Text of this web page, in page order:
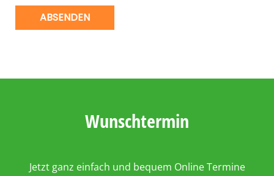
ABSENDEN
Wunschtermin
Jetzt ganz einfach und bequem Online Termine